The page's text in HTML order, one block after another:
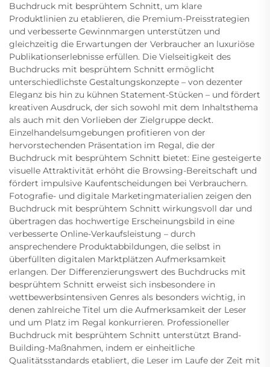
Buchdruck mit besprühtem Schnitt, um klare
Produktlinien zu etablieren, die Premium-Preisstrategien
und verbesserte Gewinnmargen unterstützen und
gleichzeitig die Erwartungen der Verbraucher an luxuriöse
Publikationserlebnisse erfüllen. Die Vielseitigkeit des
Buchdrucks mit besprühtem Schnitt ermöglicht
unterschiedlichste Gestaltungskonzepte – von dezenter
Eleganz bis hin zu kühnen Statement-Stücken – und fördert
kreativen Ausdruck, der sich sowohl mit dem Inhaltsthema
als auch mit den Vorlieben der Zielgruppe deckt.
Einzelhandelsumgebungen profitieren von der
hervorstechenden Präsentation im Regal, die der
Buchdruck mit besprühtem Schnitt bietet: Eine gesteigerte
visuelle Attraktivität erhöht die Browsing-Bereitschaft und
fördert impulsive Kaufentscheidungen bei Verbrauchern.
Fotografie- und digitale Marketingmaterialien zeigen den
Buchdruck mit besprühtem Schnitt wirkungsvoll dar und
übertragen das hochwertige Erscheinungsbild in eine
verbesserte Online-Verkaufsleistung – durch
ansprechendere Produktabbildungen, die selbst in
überfüllten digitalen Marktplätzen Aufmerksamkeit
erlangen. Der Differenzierungswert des Buchdrucks mit
besprühtem Schnitt erweist sich insbesondere in
wettbewerbsintensiven Genres als besonders wichtig, in
denen zahlreiche Titel um die Aufmerksamkeit der Leser
und um Platz im Regal konkurrieren. Professioneller
Buchdruck mit besprühtem Schnitt unterstützt Brand-
Building-Maßnahmen, indem er einheitliche
Qualitätsstandards etabliert, die Leser im Laufe der Zeit mit